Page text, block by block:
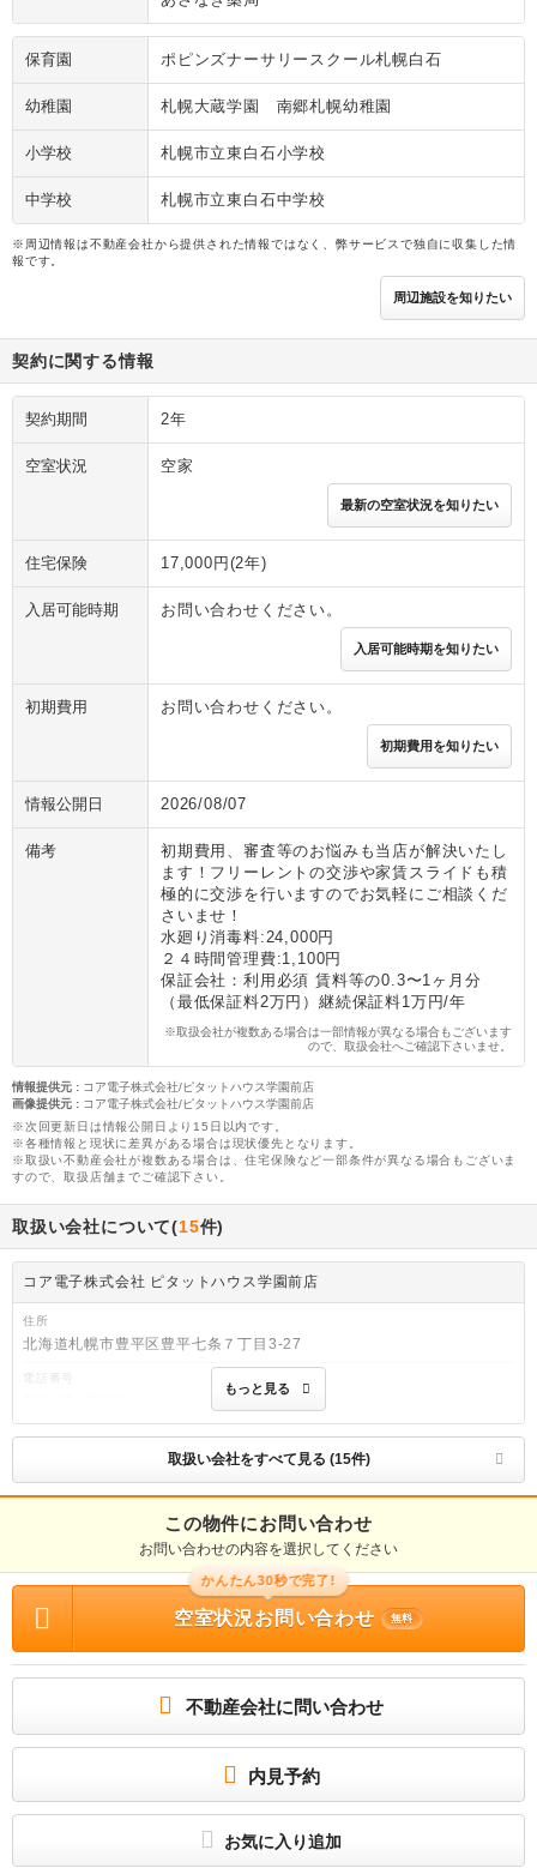
保育園 ポピンズナーサリースクール札幌白石
幼稚園 札幌大蔵学園 南郷札幌幼稚園
小学校 札幌市立東白石小学校
中学校 札幌市立東白石中学校
※周辺情報は不動産会社から提供された情報ではなく、弊サービスで独自に収集した情
報です。
周辺施設を知りたい
契約に関する情報
契約期間 2年
空室状況 空家
最新の空室状況を知りたい
住宅保険 17,000円(2年)
入居可能時期 お問い合わせください。
入居可能時期を知りたい
初期費用 お問い合わせください。
初期費用を知りたい
情報公開日 2026/08/07
備考
初期費用、審査等のお悩みも当店が解決いたし
ます！フリーレントの交渉や家賃スライドも積
極的に交渉を行いますのでお気軽にご相談くだ
さいませ！
水廻り消毒料:24,000円
２４時間管理費:1,100円
保証会社：利用必須 賃料等の0.3〜1ヶ月分
（最低保証料2万円）継続保証料1万円/年
※取扱会社が複数ある場合は一部情報が異なる場合もございます
ので、取扱会社へご確認下さいませ。
情報提供元 : コア電子株式会社/ピタットハウス学園前店
画像提供元 : コア電子株式会社/ピタットハウス学園前店
※次回更新日は情報公開日より15日以内です。
※各種情報と現状に差異がある場合は現状優先となります。
※取扱い不動産会社が複数ある場合は、住宅保険など一部条件が異なる場合もございま
すので、取扱店舗までご確認下さい。
取扱い会社について(15件)
コア電子株式会社 ピタットハウス学園前店
住所
北海道札幌市豊平区豊平七条７丁目3-27
電話番号
免許番号
北海道知事石狩(04)第007140号
取引態様
100_00014945480
※お問い合わせの際には、担当者へ物件管理番号をお伝えください。
物件に関する情報
物件の所在地 : 北海道札幌市白石区南郷通14丁目南 / 交通の利便 : 札幌市東西線/南
郷１３丁目 徒歩3分、札幌市東西線/南郷７丁目 徒歩14分、札幌市東西線/南郷１８
又は共益費等 : 5,000円 / 礼金等 : 無料 / 敷金 : 1ヶ月、保証金等 : －、 償却、敷
引 : － / 住宅総合保険等の損害保険料 : 17,000円(2年) / その他 : 初期費用、審査
等のお悩みも当店が解決いたします！フリーレントの交渉や家賃スライドも積極的
に交渉を行いますのでお気軽にご相談くださいませ！ 水廻り消毒料:24,000円 ２４
時間管理費:1,100円 保証会社：利用必須 賃料等の0.3〜1ヶ月分（最低保証料2万
円）継続保証料1万円/年 / 駐車場 : 近隣 12,100円
★当店は独自のシステムで分割払い対応可能です！★
もっと見る
取扱い会社をすべて見る (15件)
この物件にお問い合わせ
お問い合わせの内容を選択してください
かんたん30秒で完了!
空室状況お問い合わせ 無料
不動産会社に問い合わせ
内見予約
お気に入り追加